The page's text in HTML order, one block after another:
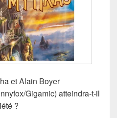
et Alain Boyer
Gigamic) atteindra-t-il
?